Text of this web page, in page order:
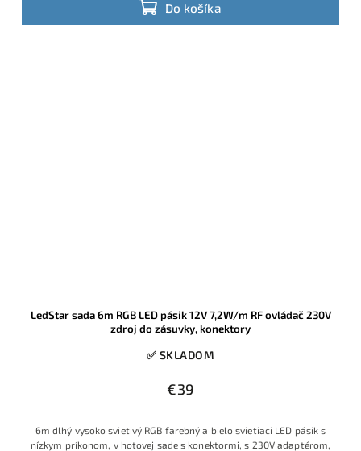
Do košíka
LedStar sada 6m RGB LED pásik 12V 7,2W/m RF ovládač 230V
zdroj do zásuvky, konektory
✅ SKLADOM
€39
6m dlhý vysoko svietivý RGB farebný a bielo svietiaci LED pásik s
nízkym príkonom, v hotovej sade s konektormi, s 230V adaptérom,